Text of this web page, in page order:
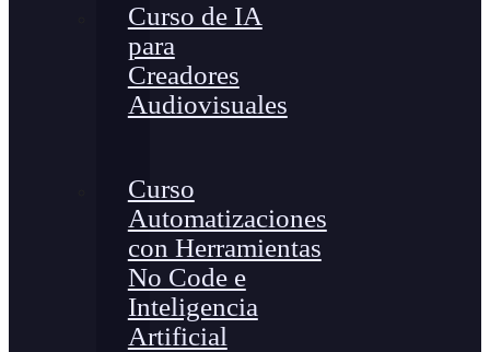
Curso de IA
para
Creadores
Audiovisuales
Curso
Automatizaciones
con Herramientas
No Code e
Inteligencia
Artificial